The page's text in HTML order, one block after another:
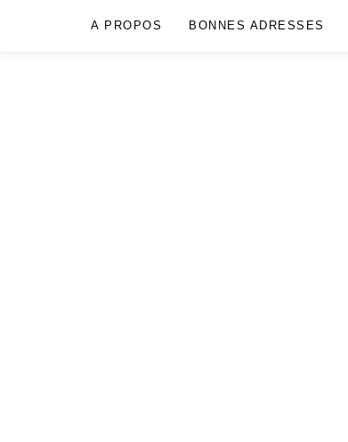
A PROPOS BONNES ADRESSES